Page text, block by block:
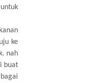
ke
nah
buat